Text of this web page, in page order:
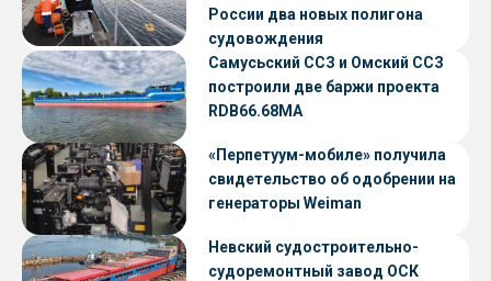
России два новых полигона
судовождения
Самусьский ССЗ и Омский ССЗ
построили две баржи проекта
RDB66.68МА
«Перпетуум-мобиле» получила
свидетельство об одобрении на
генераторы Weiman
Невский судостроительно-
судоремонтный завод ОСК